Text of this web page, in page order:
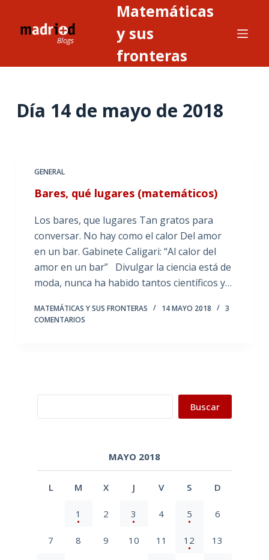
Matemáticas
y sus
fronteras
Día 14 de mayo de 2018
GENERAL
Bares, qué lugares (matemáticos)
Los bares, que lugares Tan gratos para
conversar. No hay como el calor Del amor
en un bar. Gabinete Caligari: “Al calor del
amor en un bar” Divulgar la ciencia está de
moda, nunca ha habido tantos científicos y…
MATEMÁTICAS Y SUS FRONTERAS 14 MAYO 2018
3
COMENTARIOS
Buscar
MAYO 2018
L M X J V S D
1 2 3 4 5 6
7 8 9 10 11 12 13